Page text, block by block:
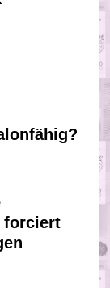
forciert